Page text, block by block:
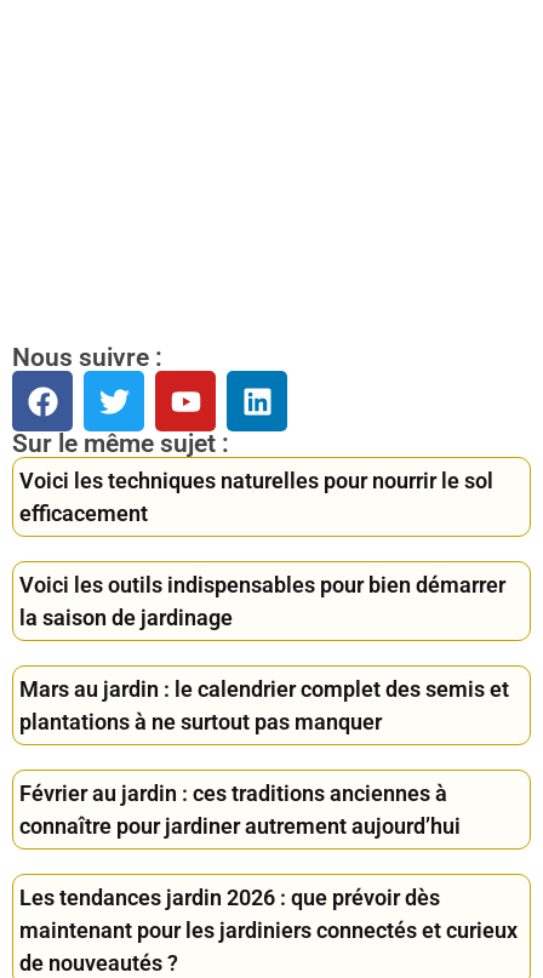
Nous suivre :
Sur le même sujet :
Voici les techniques naturelles pour nourrir le sol
efficacement
Voici les outils indispensables pour bien démarrer
la saison de jardinage
Mars au jardin : le calendrier complet des semis et
plantations à ne surtout pas manquer
Février au jardin : ces traditions anciennes à
connaître pour jardiner autrement aujourd’hui
Les tendances jardin 2026 : que prévoir dès
maintenant pour les jardiniers connectés et curieux
de nouveautés ?